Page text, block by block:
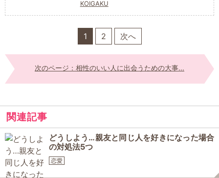
KOIGAKU
1 2 次へ
次のページ：相性のいい人に出会うための大事...
関連記事
どうしよう…親友と同じ人を好きになった場合
の対処法5つ
恋愛